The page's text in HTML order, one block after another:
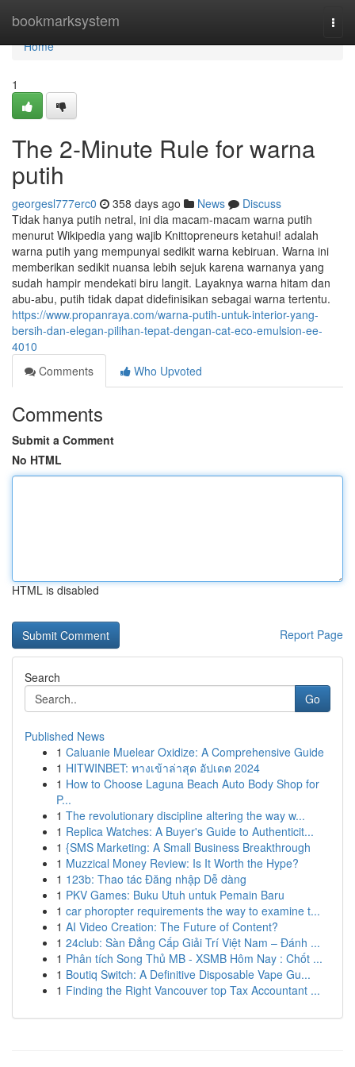
bookmarksystem
Home
Home
1
The 2-Minute Rule for warna
putih
georgesl777erc0 358 days ago News
Discuss
Tidak hanya putih netral, ini dia macam-macam warna putih
menurut Wikipedia yang wajib Knittopreneurs ketahui! adalah
warna putih yang mempunyai sedikit warna kebiruan. Warna ini
memberikan sedikit nuansa lebih sejuk karena warnanya yang
sudah hampir mendekati biru langit. Layaknya warna hitam dan
abu-abu, putih tidak dapat didefinisikan sebagai warna tertentu.
https://www.propanraya.com/warna-putih-untuk-interior-yang-
bersih-dan-elegan-pilihan-tepat-dengan-cat-eco-emulsion-ee-
4010
Comments
Who Upvoted
Comments
Submit a Comment
No HTML
HTML is disabled
Report Page
Search
Go
Published News
1 Caluanie Muelear Oxidize: A Comprehensive Guide
1 HITWINBET: ทางเข้าล่าสุด อัปเดต 2024
1 How to Choose Laguna Beach Auto Body Shop for
P...
1 The revolutionary discipline altering the way w...
1 Replica Watches: A Buyer's Guide to Authenticit...
1 {SMS Marketing: A Small Business Breakthrough
1 Muzzical Money Review: Is It Worth the Hype?
1 123b: Thao tác Đăng nhập Dễ dàng
1 PKV Games: Buku Utuh untuk Pemain Baru
1 car phoropter requirements the way to examine t...
1 AI Video Creation: The Future of Content?
1 24club: Sàn Đẳng Cấp Giải Trí Việt Nam – Đánh ...
1 Phân tích Song Thủ MB - XSMB Hôm Nay : Chốt ...
1 Boutiq Switch: A Definitive Disposable Vape Gu...
1 Finding the Right Vancouver top Tax Accountant ...